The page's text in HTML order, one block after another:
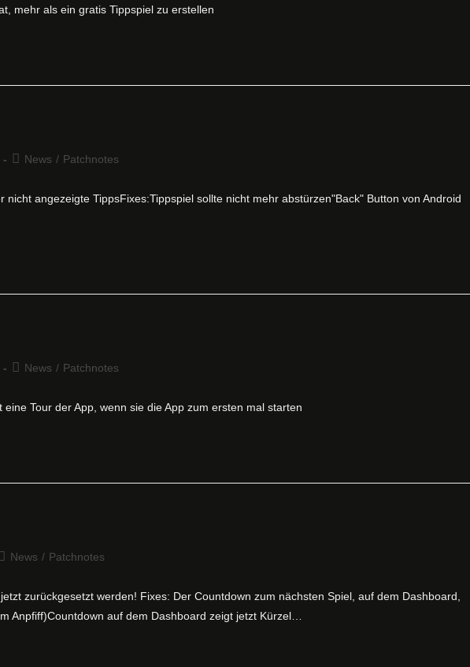
mehr als ein gratis Tippspiel zu erstellen
Beitrags-
News / Patchnotes
nicht angezeigte TippsFixes:Tippspiel sollte nicht mehr abstürzen"Back" Button von Android
Beitrags-
News / Patchnotes
Tour der App, wenn sie die App zum ersten mal starten
Beitrags-
News / Patchnotes
zurückgesetzt werden! Fixes: Der Countdown zum nächsten Spiel, auf dem Dashboard,
Anpfiff)Countdown auf dem Dashboard zeigt jetzt Kürzel…